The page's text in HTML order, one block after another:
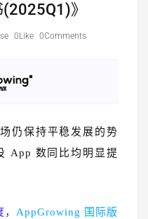
》
0Like 0Comments
仍保持平稳发展的势
App 数同比均明显提
AppGrowing 国际版